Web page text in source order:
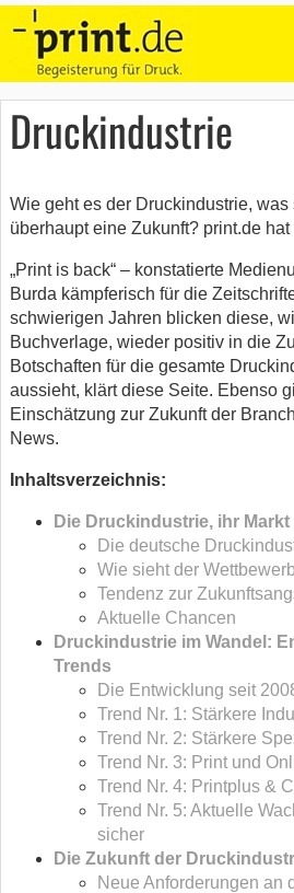
Druckindustrie
Wie geht es der Druckindustrie,
überhaupt eine Zukunft? print.de
„Print is back“ – konstatierte
Burda kämpferisch für die
schwierigen Jahren blicken diese,
Buchverlage, wieder positiv in die
Botschaften für die gesamte
aussieht, klärt diese Seite. Ebenso
Einschätzung zur Zukunft der
News.
Inhaltsverzeichnis:
Die Druckindustrie, ihr
Die deutsche
Wie sieht der
Tendenz zur
Aktuelle Chancen
Druckindustrie im Wandel:
Trends
Die Entwicklung seit
Trend Nr. 1: Stärkere
Trend Nr. 2: Stärkere
Trend Nr. 3: Print und
Trend Nr. 4: Printplus &
Trend Nr. 5: Aktuelle
sicher
Die Zukunft der
Neue Anforderungen an